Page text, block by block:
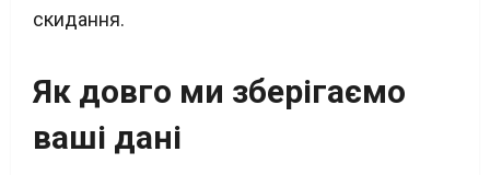
скидання.
Як довго ми зберігаємо
ваші дані